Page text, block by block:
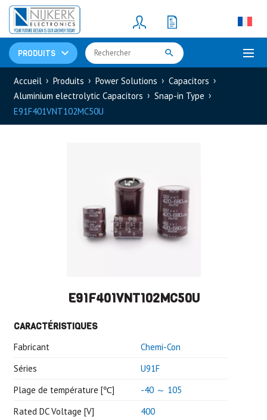
PRODUITS
Resistors(781)
Shunt Resistor
Accueil Produits Power Solutions
Capacitors
Aluminium electrolytic Capacitors
Snap-in Type
E91F401VNT102MC50U
E91F401VNT102MC50U
CARACTÉRISTIQUES
Fabricant
Chemi-Con
Séries
U91F
Plage de température [℃]
-40 ～ 105
Rated DC Voltage [V]
400